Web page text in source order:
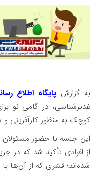
به گزارش پایگاه اطلاع
کوچک به منظور کارآفرینی و
این جلسه با حضور
شده‌اند؛ قشری که از آن‌ها